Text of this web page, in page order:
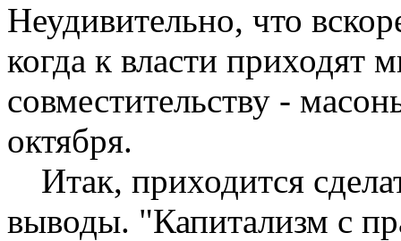
Неудивительно, что
когда к власти приходят
совместительству -
октября.
Итак, приходится
выводы. "Капи­тализм с